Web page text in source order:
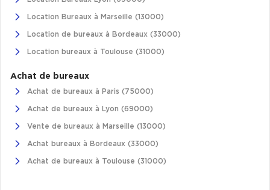
Cas Clients
Location Bureaux à Marseille (13000)
Location de bureaux à Bordeaux (33000)
Location bureaux à Toulouse (31000)
Achat de bureaux
Achat de bureaux à Paris (75000)
Achat de bureaux à Lyon (69000)
Vente de bureaux à Marseille (13000)
Achat bureaux à Bordeaux (33000)
Achat de bureaux à Toulouse (31000)